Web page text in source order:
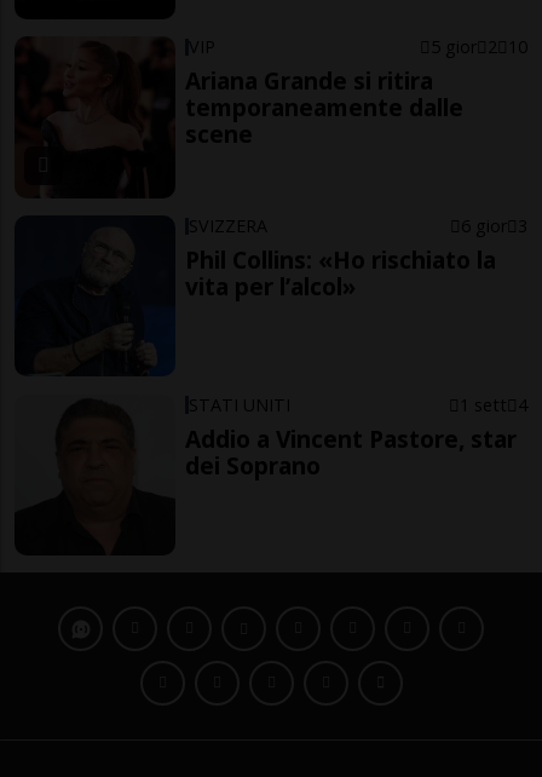
VIP 5 gior 2 10
Ariana Grande si ritira
temporaneamente dalle
scene
SVIZZERA 6 gior 3
Phil Collins: «Ho rischiato la
vita per l’alcol»
STATI UNITI 1 sett 4
Addio a Vincent Pastore, star
dei Soprano